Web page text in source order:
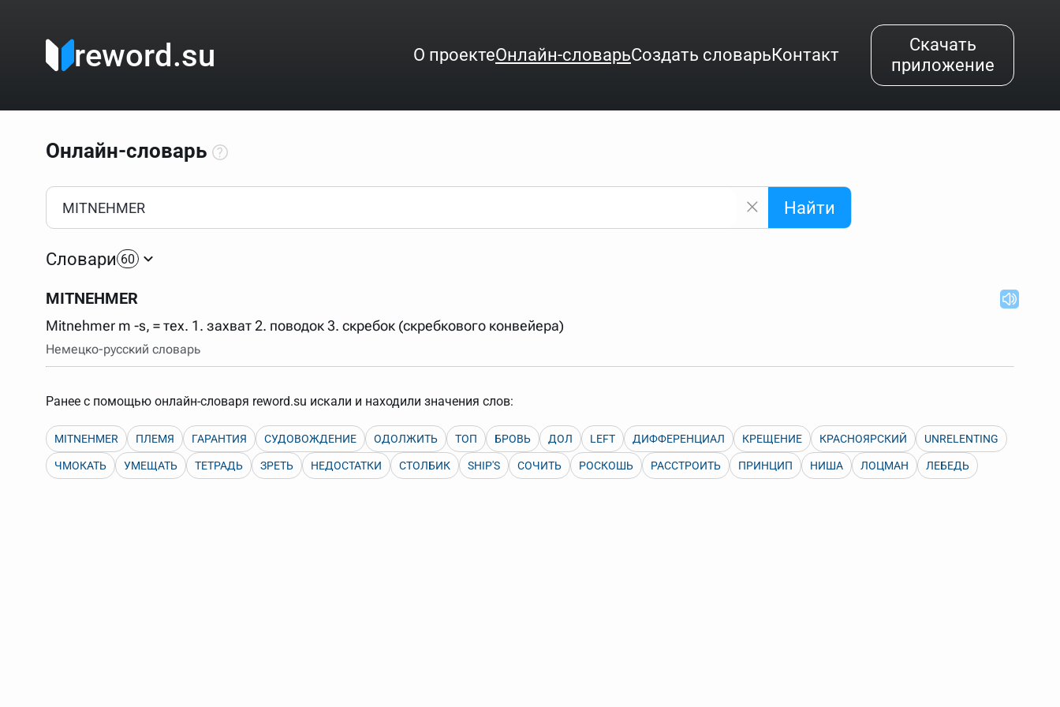
reword.su О проектеОнлайн-словарьСоздать словарьКонтакт
Скачать
приложение
Онлайн-словарь
Как пользоваться онлайн-словарём?
Прежде всего, начните вводить слово, значение которого интересует. Система автоматически подберёт варианты по начальным буквам и покажет их во всплывающем меню.
Если точное написание слова неизвестно (как в кроссворде), неизвестную букву можно заменить подстановочным знаком звёздочкой (*), а несколько неизвестных букв —
Для более сложных случаев существует возможность указывать несколько слов в запросе. Например, если написать в строке запроса "Пушкин поэт" и нажать "Найти", выведутся
В сложных запросах тоже могут присутствовать неизвестные буквы. Например, в кроссворде есть слово "***м***ов", в задании "русский поэт 19 века". Пишем в Reword первым
словом "***м***ов", далее через пробел "поэт". Получается "***м***ов поэт" (без кавычек). Нажимаем "Найти" и получаем статью "Лермонтов" и не только.
Порядок словарей можно изменять, перетаскивая словарь вверх или вниз за прямоугольник слева от названия словаря. Также можно выключать ненужные словари.
Найти
Словари 60
MITNEHMER
Mitnehmer m -s, = тех. 1. захват 2. поводок 3. скребок (скребкового конвейера)
Немецко-русский словарь
Ранее с помощью онлайн-словаря reword.su искали и находили значения слов:
MITNEHMER ПЛЕМЯ ГАРАНТИЯ СУДОВОЖДЕНИЕ ОДОЛЖИТЬ ТОП БРОВЬ ДОЛ LEFT ДИФФЕРЕНЦИАЛ КРЕЩЕНИЕ КРАСНОЯРСКИЙ UNRELENTING
ЧМОКАТЬ УМЕЩАТЬ ТЕТРАДЬ ЗРЕТЬ НЕДОСТАТКИ СТОЛБИК SHIP'S СОЧИТЬ РОСКОШЬ РАССТРОИТЬ ПРИНЦИП НИША ЛОЦМАН ЛЕБЕДЬ